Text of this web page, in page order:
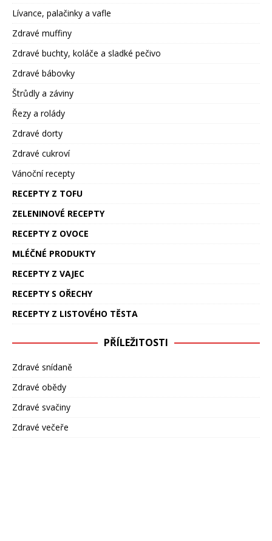
Lívance, palačinky a vafle
Zdravé muffiny
Zdravé buchty, koláče a sladké pečivo
Zdravé bábovky
Štrůdly a záviny
Řezy a rolády
Zdravé dorty
Zdravé cukroví
Vánoční recepty
RECEPTY Z TOFU
ZELENINOVÉ RECEPTY
RECEPTY Z OVOCE
MLÉČNÉ PRODUKTY
RECEPTY Z VAJEC
RECEPTY S OŘECHY
RECEPTY Z LISTOVÉHO TĚSTA
PŘÍLEŽITOSTI
Zdravé snídaně
Zdravé obědy
Zdravé svačiny
Zdravé večeře